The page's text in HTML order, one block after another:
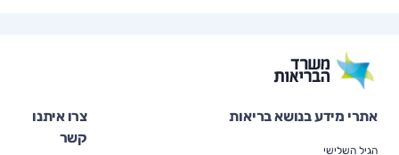
אתרי מידע בנושא בריאות
הגיל השלישי
צרו איתנו
קשר